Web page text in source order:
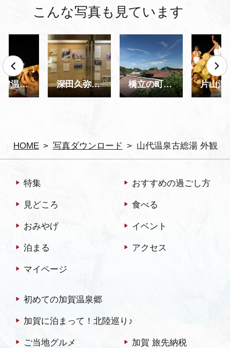
HOME 写真ダウンロード 山代温泉古総湯 外観
こんな写真も見ています
片山津温泉 湯の祭り 源平合戦 深田久弥 山の文化館 内観 橋立の町並み
特集 おすすめの過ごし方
見どころ 食べる
おみやげ イベント
泊まる アクセス
マイページ
初めての加賀温泉郷
加賀に泊まって！北陸巡り♪
ご当地グルメ 加賀 旅先納税